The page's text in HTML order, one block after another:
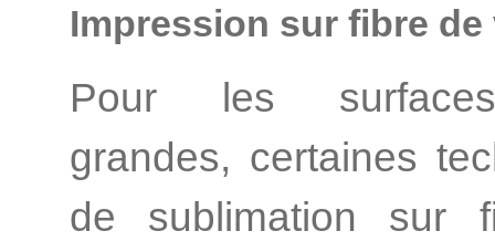
Impression sur fibre de
Pour les
grandes, certaines
de sublimation sur